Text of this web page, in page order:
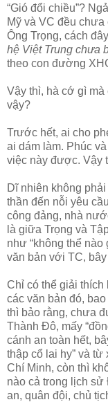
“Gió đổi chiều”?
Mỹ và VC đều
Ông Trọng, cách
hệ Việt Trung chưa
theo con đường
Vậy thì, hà cớ gì mà
vậy?
Trước hết, ai cho
ai dám làm. Phúc
việc này được. Vậy
Dĩ nhiên không
thần đến nỗi yêu
công đảng, nhà
là giữa Trọng và
như “không thể nào
văn bản với TC,
Chỉ có thể giải thích
các văn bản đó,
thì bảo rằng, chưa
Thành Đô, mấy
cánh an toàn hết,
thập cổ lai hy” và
Chí Minh, còn thì
nào cả trong lịch
an, quân đội, chủ